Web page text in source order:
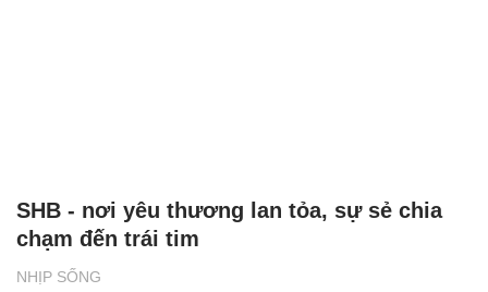
NHỊP SỐNG
SHB - nơi yêu thương lan tỏa, sự sẻ chia
chạm đến trái tim